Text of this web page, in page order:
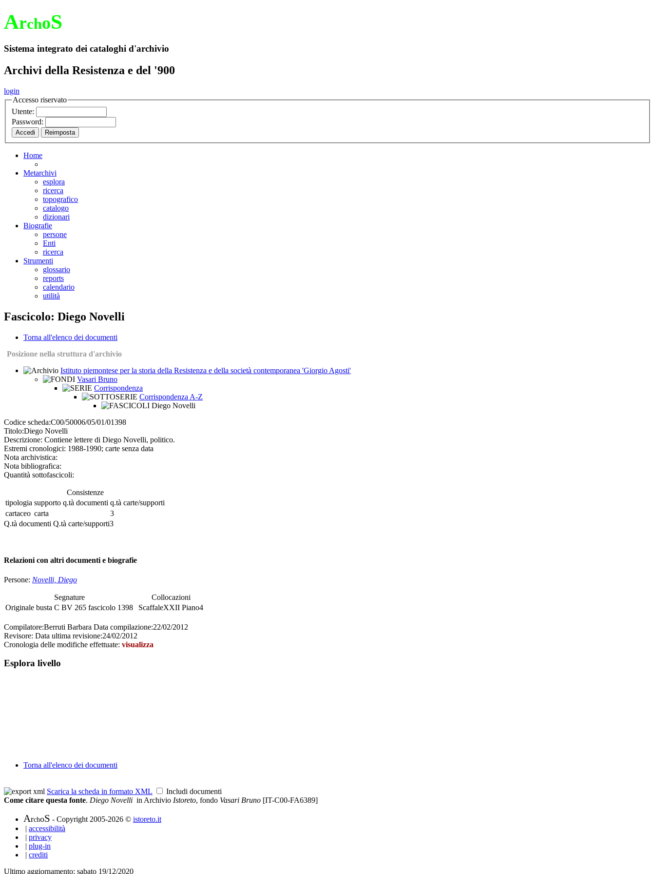
ArchoS
Sistema integrato dei cataloghi d'archivio
Archivi della Resistenza e del '900
login
Accesso riservato
Utente:
Password:
Home
Metarchivi
esplora
ricerca
topografico
catalogo
dizionari
Biografie
persone
Enti
ricerca
Strumenti
glossario
reports
calendario
utilità
Fascicolo: Diego Novelli
Torna all'elenco dei documenti
Posizione nella struttura d'archivio
Istituto piemontese per la storia della Resistenza e della società contemporanea 'Giorgio Agosti'
Vasari Bruno
Corrispondenza
Corrispondenza A-Z
Diego Novelli
Codice scheda:C00/50006/05/01/01398
Titolo:Diego Novelli
Descrizione: Contiene lettere di Diego Novelli, politico.
Estremi cronologici: 1988-1990; carte senza data
Nota archivistica:
Nota bibliografica:
Quantità sottofascicoli:
Consistenze
tipologia supporto q.tà documenti q.tà carte/supporti
cartaceo carta
3
Q.tà documenti Q.tà carte/supporti3
Relazioni con altri documenti e biografie
Persone: Novelli, Diego
Segnature
Originale busta C BV 265 fascicolo 1398
Collocazioni
ScaffaleXXII Piano4
Compilatore:Berruti Barbara Data compilazione:22/02/2012
Revisore: Data ultima revisione:24/02/2012
Cronologia delle modifiche effettuate: visualizza
Esplora livello
Torna all'elenco dei documenti
Scarica la scheda in formato XML
Includi documenti
Come citare questa fonte. Diego Novelli in Archivio Istoreto, fondo Vasari Bruno [IT-C00-FA6389]
ArchoS - Copyright 2005-2026 © istoreto.it
| accessibilità
| privacy
| plug-in
| crediti
Ultimo aggiornamento: sabato 19/12/2020